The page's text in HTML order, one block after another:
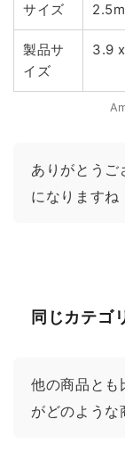
サイズ 2.5m
製品サ
イズ
3.9
ありがとうご
になりますね
同じカテゴ
他の商品とも
がどのような